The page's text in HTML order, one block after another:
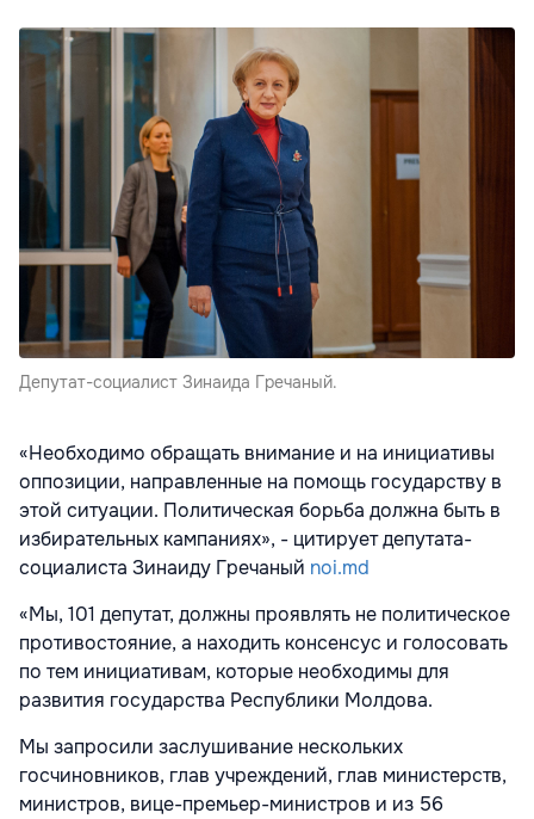
Депутат-социалист Зинаида Гречаный.
«Необходимо обращать внимание и на инициативы
оппозиции, направленные на помощь государству в
этой ситуации. Политическая борьба должна быть в
избирательных кампаниях», - цитирует депутата-
социалиста Зинаиду Гречаный noi.md
«Мы, 101 депутат, должны проявлять не политическое
противостояние, а находить консенсус и голосовать
по тем инициативам, которые необходимы для
развития государства Республики Молдова.
Мы запросили заслушивание нескольких
госчиновников, глав учреждений, глав министерств,
министров, вице-премьер-министров и из 56